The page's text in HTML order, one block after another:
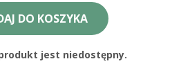
DO KOSZYKA
jest niedostępny.